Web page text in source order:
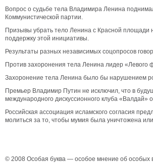
Вопрос о судьбе тела Владимира Ленина
Коммунистической партии.
Призывы убрать тело Ленина с Красной площади
поддержку этой инициативы.
Результаты разных независимых соцопросов
Против захоронения тела Ленина лидер «Левого
Захоронение тела Ленина было бы нарушением
Премьер Владимир Путин не исключил, что в
международного дискуссионного клуба «Валдай»
Российская ассоциация исламского согласия
молиться за то, чтобы мумия была уничтожена
© 2008 Особая буква — особое мнение об